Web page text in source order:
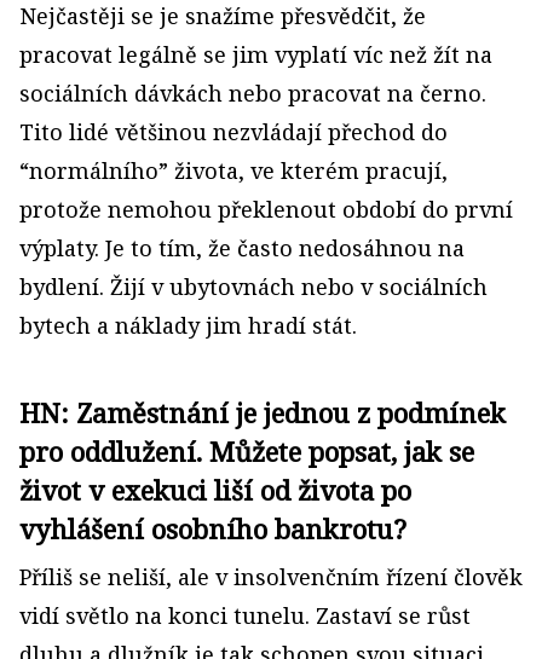
Nejčastěji se je snažíme přesvědčit, že
pracovat legálně se jim vyplatí víc než žít na
sociálních dávkách nebo pracovat na černo.
Tito lidé většinou nezvládají přechod do
“normálního” života, ve kterém pracují,
protože nemohou překlenout období do první
výplaty. Je to tím, že často nedosáhnou na
bydlení. Žijí v ubytovnách nebo v sociálních
bytech a náklady jim hradí stát.
HN: Zaměstnání je jednou z podmínek
pro oddlužení. Můžete popsat, jak se
život v exekuci liší od života po
vyhlášení osobního bankrotu?
Příliš se neliší, ale v insolvenčním řízení člověk
vidí světlo na konci tunelu. Zastaví se růst